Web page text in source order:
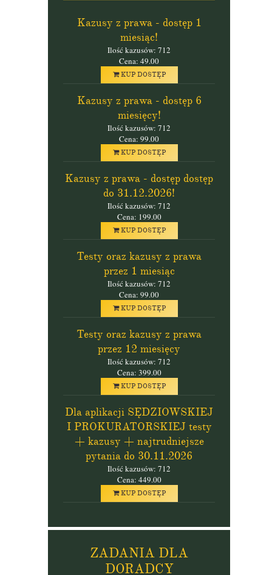
Kazusy z prawa - dostęp 1
miesiąc!
Ilość kazusów: 712
Cena: 49.00
KUP DOSTĘP
Kazusy z prawa - dostęp 6
miesięcy!
Ilość kazusów: 712
Cena: 99.00
KUP DOSTĘP
Kazusy z prawa - dostęp dostęp
do 31.12.2026!
Ilość kazusów: 712
Cena: 199.00
KUP DOSTĘP
Testy oraz kazusy z prawa
przez 1 miesiąc
Ilość kazusów: 712
Cena: 99.00
KUP DOSTĘP
Testy oraz kazusy z prawa
przez 12 miesięcy
Ilość kazusów: 712
Cena: 399.00
KUP DOSTĘP
Dla aplikacji SĘDZIOWSKIEJ
I PROKURATORSKIEJ testy
+ kazusy + najtrudniejsze
pytania do 30.11.2026
Ilość kazusów: 712
Cena: 449.00
KUP DOSTĘP
ZADANIA DLA
DORADCY